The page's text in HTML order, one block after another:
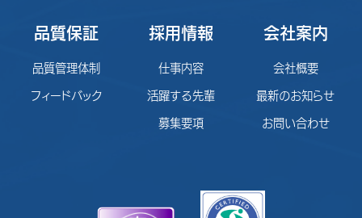
品質保証
品質管理体制
フィードバック
採用情報
仕事内容
活躍する先輩
募集要項
会社案内
会社概要
最新のお知らせ
お問い合わせ